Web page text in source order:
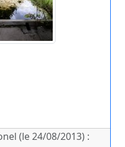
(le 24/08/2013) :